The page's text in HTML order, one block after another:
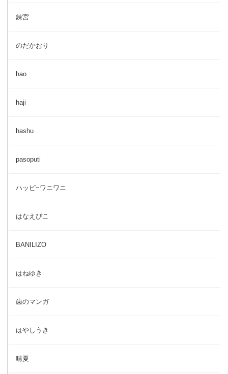
錬宮
のだかおり
hao
haji
hashu
pasoputi
ハッピ~ワニワニ
はなえぴこ
BANILIZO
はねゆき
歯のマンガ
はやしうき
晴夏